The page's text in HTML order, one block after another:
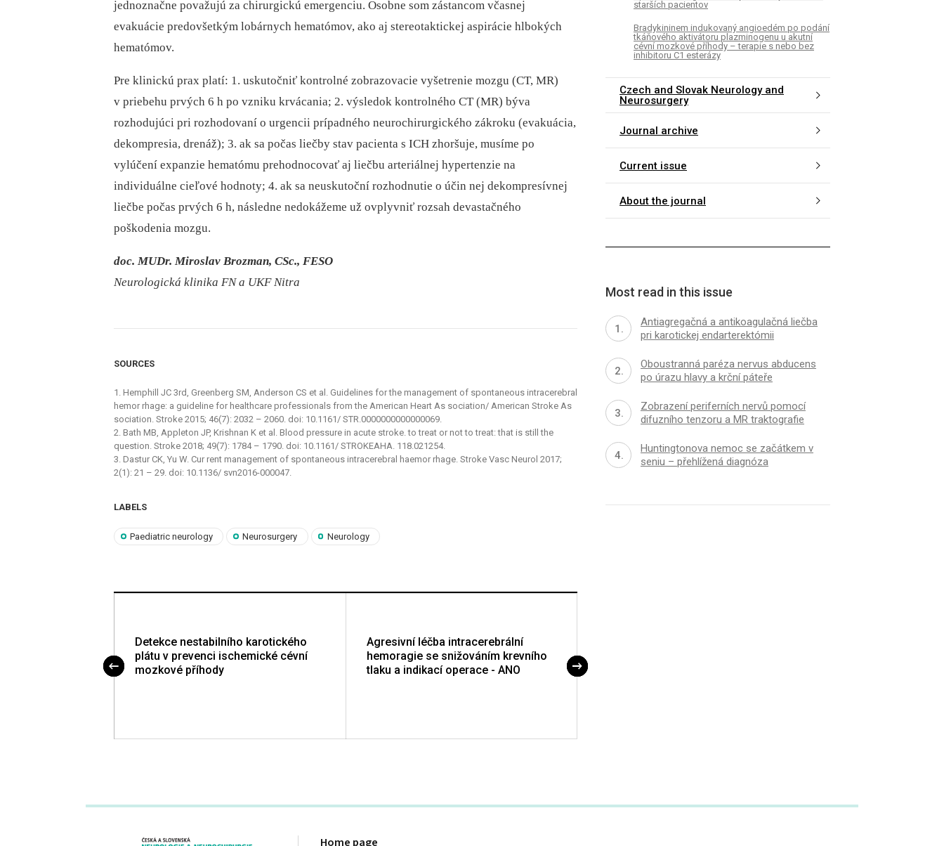
jednoznačne považujú za chirurgickú emergenciu. Osobne som zástancom včasnej
evakuácie predovšetkým lobárnych hematómov, ako aj stereotaktickej aspirácie hlbokých
hematómov.
Pre klinickú prax platí: 1. uskutočniť kontrolné zobrazovacie vyšetrenie mozgu (CT, MR)
v priebehu prvých 6 h po vzniku krvácania; 2. výsledok kontrolného CT (MR) býva
rozhodujúci pri rozhodovaní o urgencii prípadného neurochirurgického zákroku (evakuácia,
dekompresia, drenáž); 3. ak sa počas liečby stav pacienta s ICH zhoršuje, musíme po
vylúčení expanzie hematómu prehodnocovať aj liečbu arteriálnej hypertenzie na
individuálne cieľové hodnoty; 4. ak sa neuskutoční rozhodnutie o účin nej dekompresívnej
liečbe počas prvých 6 h, následne nedokážeme už ovplyvniť rozsah devastačného
poškodenia mozgu.
doc. MUDr. Miroslav Brozman, CSc., FESO
Neurologická klinika FN a UKF Nitra
SOURCES
1. Hemphill JC 3rd, Greenberg SM, Anderson CS et al. Guidelines for the management of spontaneous intracerebral
hemor rhage: a guideline for healthcare professionals from the American Heart As sociation/ American Stroke As
sociation. Stroke 2015; 46(7): 2032 –⁠ 2060. doi: 10.1161/ STR.0000000000000069.
2. Bath MB, Appleton JP, Krishnan K et al. Blood pressure in acute stroke. to treat or not to treat: that is still the
question. Stroke 2018; 49(7): 1784 –⁠ 1790. doi: 10.1161/ STROKEAHA. 118.021254.
3. Dastur CK, Yu W. Cur rent management of spontaneous intracerebral haemor rhage. Stroke Vasc Neurol 2017;
2(1): 21 –⁠ 29. doi: 10.1136/ svn2016-000047.
LABELS
Paediatric neurology Neurosurgery Neurology
Detekce nestabilního karotického
plátu v prevenci ischemické cévní
mozkové příhody
Agresivní léčba intracerebrální
hemoragie se snižováním krevního
tlaku a indikací operace - ANO
starších pa­cientov
Bradykininem indukovaný angioedém po podání
tkáňového aktivátoru plazminogenu u akutní
cévní mozkové příhody – terapie s nebo bez
inhibitoru C1 esterázy
Czech and Slovak Neurology and
Neurosurgery
Journal archive
Current issue
About the journal
Most read in this issue
Antiagregačná a antikoagulačná liečba
pri karotickej endarterektómii
Oboustran­ná paréza nervus abducens
po úrazu hlavy a krční páteře
Zobrazení periferních nervů pomocí
difuzního tenzoru a MR traktografie
Huntingtonova nemoc se začátkem v
seniu – přehlížená diagnóza
Home page